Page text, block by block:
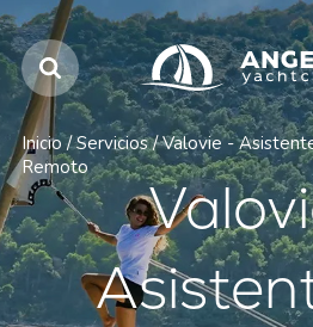
Inicio / Servicios / Valovie -
Remoto